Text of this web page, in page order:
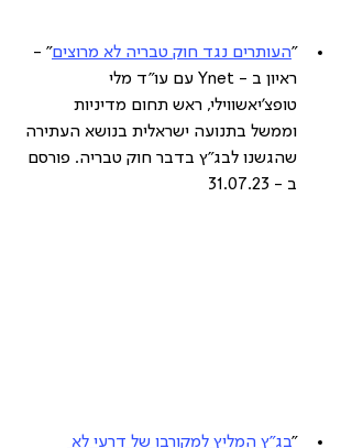
"העותרים נגד חוק טבריה לא מרוצים" -
ראיון ב - Ynet עם עו"ד מלי
טופצ'יאשווילי, ראש תחום מדיניות
וממשל בתנועה ישראלית בנושא העתירה
שהגשנו לבג"ץ בדבר חוק טבריה. פורסם
ב - 31.07.23
"בג"ץ המליץ למקורבו של דרעי לא